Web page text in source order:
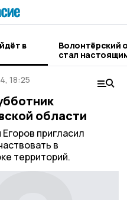
в
Волонтёрский
стал
«Земля спорта»
18:25
области
пригласил
в
территорий.